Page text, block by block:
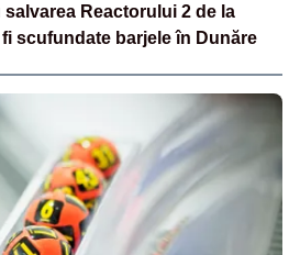
Reactorului 2 de la
scufundate barjele în Dunăre